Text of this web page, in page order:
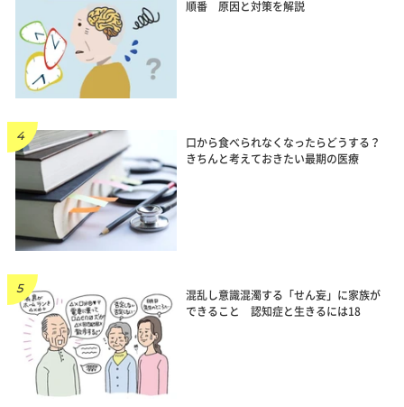
順番 原因と対策を解説
口から食べられなくなったらどうする？
きちんと考えておきたい最期の医療
混乱し意識混濁する「せん妄」に家族が
できること 認知症と生きるには18